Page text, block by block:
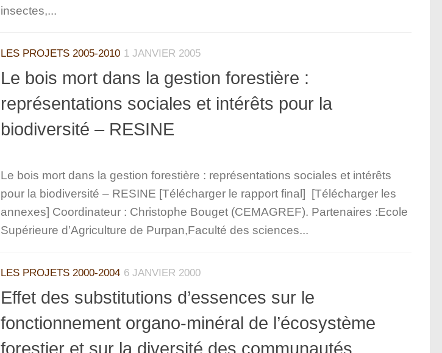
insectes,...
LES PROJETS 2005-2010 1 JANVIER 2005
Le bois mort dans la gestion forestière :
représentations sociales et intérêts pour la
biodiversité – RESINE
Le bois mort dans la gestion forestière : représentations sociales et intérêts
pour la biodiversité – RESINE [Télécharger le rapport final] [Télécharger les
annexes] Coordinateur : Christophe Bouget (CEMAGREF). Partenaires :Ecole
Supérieure d’Agriculture de Purpan,Faculté des sciences...
LES PROJETS 2000-2004 6 JANVIER 2000
Effet des substitutions d’essences sur le
fonctionnement organo-minéral de l’écosystème
forestier et sur la diversité des communautés